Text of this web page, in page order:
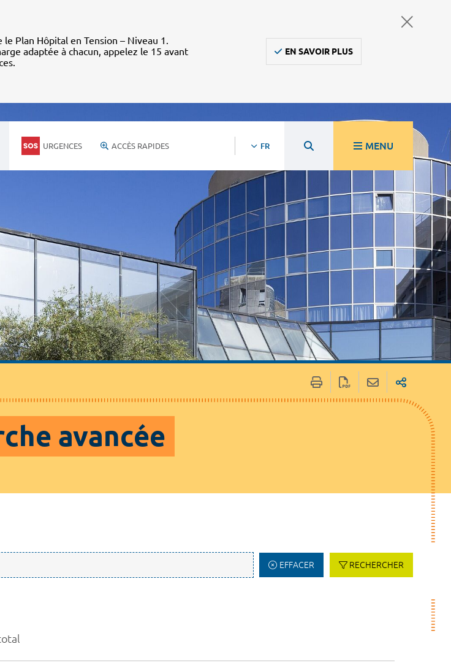
Plan Hôpital en Tension – Niveau 1.
adaptée à chacun, appelez le 15 avant
EN SAVOIR PLUS
URGENCES ACCÈS RAPIDES FR MENU
avancée
EFFACER RECHERCHER